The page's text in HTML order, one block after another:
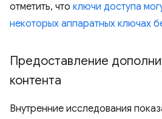
отметить, что ключи доступа
некоторых аппаратных ключах
Предоставление
контента
Внутренние исследования